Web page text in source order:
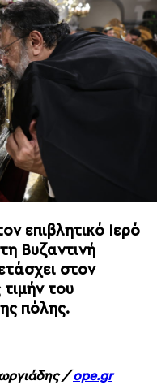
επιβλητικό Ιερό
Βυζαντινή
στον
του
πόλης.
/ope.gr